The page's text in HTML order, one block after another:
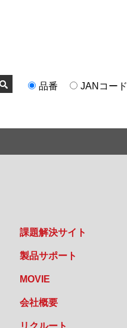
品番
JANコード
課題解決サイト
製品サポート
MOVIE
会社概要
リクルート